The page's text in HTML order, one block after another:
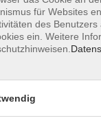
Kräutern
für Websites
des
ein. Weitere